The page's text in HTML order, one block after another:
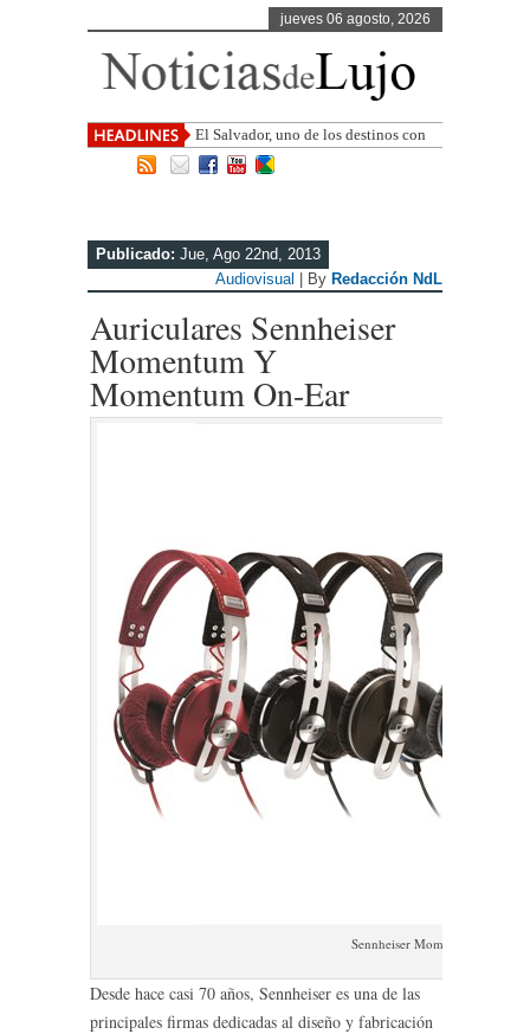
jueves 06 agosto, 2026
El Salvador, uno de los destinos con
mayor proyección de Centroamérica
Publicado: Jue, Ago 22nd, 2013
Audiovisual
| By Redacción NdL
Auriculares Sennheiser
Momentum Y
Momentum On-Ear
Sennheiser Momentu On-Ear
Desde hace casi 70 años, Sennheiser es una de las
principales firmas dedicadas al diseño y fabricación